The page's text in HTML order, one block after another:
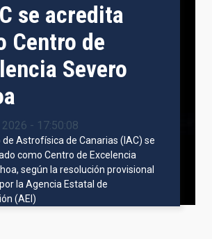
se acredita
Centro de
Severo
- 17:50:08
de Astrofísica de Canarias (IAC) se
como Centro de Excelencia
según la resolución provisional
la Agencia Estatal de
(AEI)